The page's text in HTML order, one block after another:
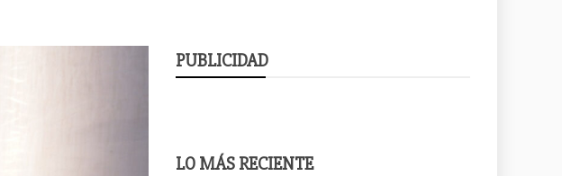
PUBLICIDAD
LO MÁS RECIENTE